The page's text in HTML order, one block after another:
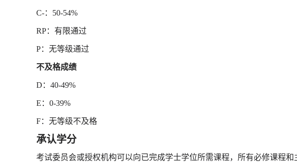
C-：50-54%
RP：有限通过
P：无等级通过
不及格成绩
D：40-49%
E：0-39%
F：无等级不及格
承认学分
考试委员会或授权机构可以向已完成学士学位所需课程，所有必修课程和